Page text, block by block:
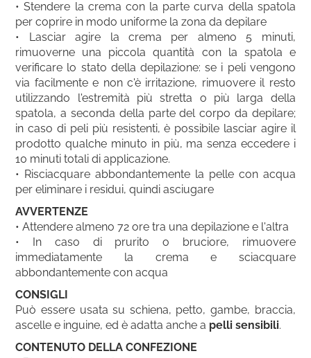
• Stendere la crema con la parte curva della spatola
per coprire in modo uniforme la zona da depilare
• Lasciar agire la crema per almeno 5 minuti,
rimuoverne una piccola quantità con la spatola e
verificare lo stato della depilazione: se i peli vengono
via facilmente e non c'è irritazione, rimuovere il resto
utilizzando l'estremità più stretta o più larga della
spatola, a seconda della parte del corpo da depilare;
in caso di peli più resistenti, è possibile lasciar agire il
prodotto qualche minuto in più, ma senza eccedere i
10 minuti totali di applicazione.
• Risciacquare abbondantemente la pelle con acqua
per eliminare i residui, quindi asciugare
AVVERTENZE
• Attendere almeno 72 ore tra una depilazione e l'altra
• In caso di prurito o bruciore, rimuovere
immediatamente la crema e sciacquare
abbondantemente con acqua
CONSIGLI
Può essere usata su schiena, petto, gambe, braccia,
ascelle e inguine, ed è adatta anche a pelli sensibili.
CONTENUTO DELLA CONFEZIONE